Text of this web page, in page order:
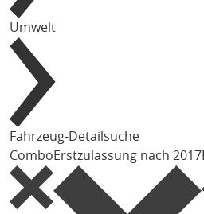
Umwelt
Fahrzeug-Detailsuche
ComboErstzulassung nach 2017